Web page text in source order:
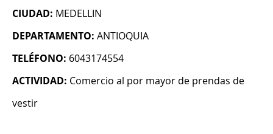
CIUDAD: MEDELLIN
DEPARTAMENTO: ANTIOQUIA
TELÉFONO: 6043174554
ACTIVIDAD: Comercio al por mayor de prendas de
vestir